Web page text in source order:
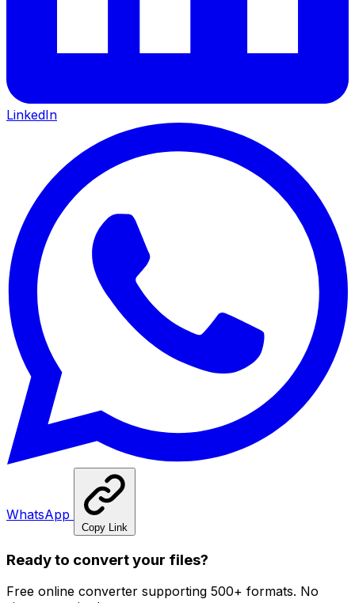
LinkedIn
WhatsApp
Copy Link
Ready to convert your files?
Free online converter supporting 500+ formats. No